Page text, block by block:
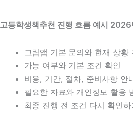
고등학생책추천 진행 흐름 예시
그림앱 기본 문의와 현재 상황
가능 여부와 기본 조건 확인
비용, 기간, 절차, 준비사항 안
필요한 자료와 개인정보 활용
최종 진행 전 조건 다시 확인하